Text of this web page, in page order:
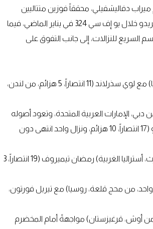
دفاليشفيلي، محققاً فوزين متتاليين
بإجماع قرار الحكام على كلٍّ من ماريو باوتيستا في أكتوبر 2025، وديفيسون فيغيريدو خلال يو إف سي 324 في يناير الماضي، فيما
السريع للنزالات، إلى جانب التفوق على
في وزن الثقيل، يلتقي غوخان سارتشام (12 انتصاراً، هزيمتان، من إسطنبول، تركيا) مع لوي سذرلاند (11 انتصاراً، 5 هزائم، من لندن،
(6 انتصارات دون هزيمة، من دبي، الإمارات العربية المتحدة، وتعود أصوله
إلى محج قلعة، داغستان، روسيا) أول نزالاته في يو إف سي أمام برندسون ريبيرو (17 انتصاراً، 10 هزائم، ونزال واحد انتهى دون
في وزن الذبابة، يواجه ستيف إيرسيغ، المصنَّف عاشراً (14 انتصاراً، 4 هزائم، من بيرث، أستراليا الغربية) رمضان تيميروف (19 انتصاراً، 3
كونييف، المصنَّف ثامناً (14 انتصاراً، 3 هزائم، تعادل واحد، من محج قلعة، روسيا) مع تيريل فورتون،
(10 انتصارات، هزيمة واحدة، من أوش، قرغيزستان) مواجهةً أمام المخضرم